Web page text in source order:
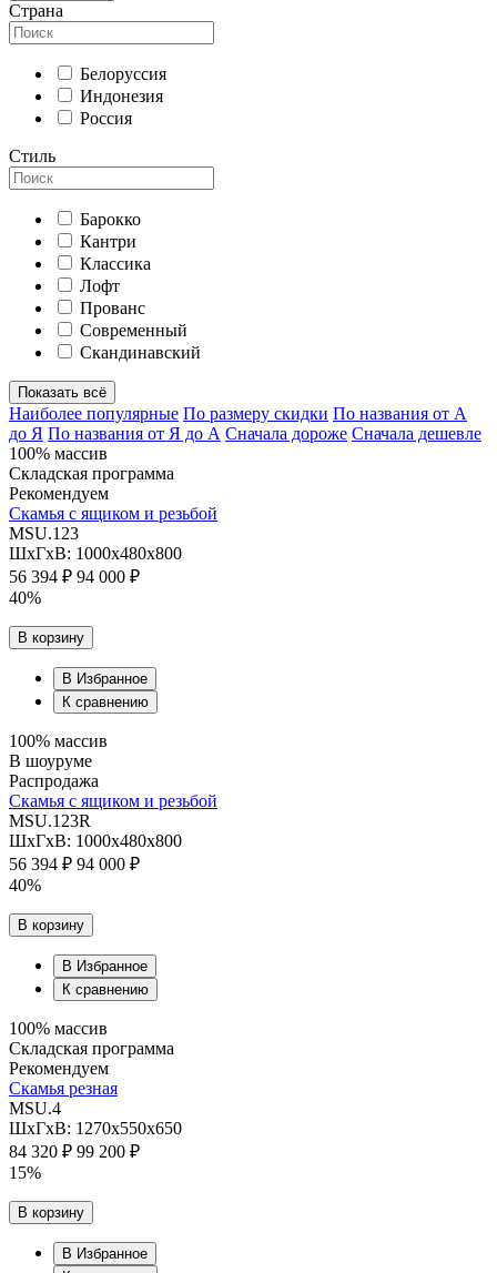
Страна
Белоруссия
Индонезия
Россия
Стиль
Барокко
Кантри
Классика
Лофт
Прованс
Современный
Скандинавский
Показать всё
Наиболее популярные По размеру скидки По названия от А
до Я По названия от Я до А Сначала дороже Сначала дешевле
100% массив
Складская программа
Рекомендуем
Скамья с ящиком и резьбой
MSU.123
ШхГхВ: 1000х480х800
56 394 ₽ 94 000 ₽
40%
В корзину
В Избранное
К сравнению
100% массив
В шоуруме
Распродажа
Скамья с ящиком и резьбой
MSU.123R
ШхГхВ: 1000х480х800
56 394 ₽ 94 000 ₽
40%
В корзину
В Избранное
К сравнению
100% массив
Складская программа
Рекомендуем
Скамья резная
MSU.4
ШхГхВ: 1270х550х650
84 320 ₽ 99 200 ₽
15%
В корзину
В Избранное